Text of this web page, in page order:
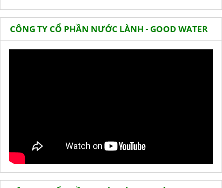
CÔNG TY CỔ PHẦN NƯỚC LÀNH - GOOD WATER